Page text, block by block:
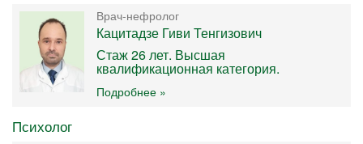
Врач-нефролог
Кацитадзе Гиви Тенгизович
Стаж 26 лет. Высшая
квалификационная категория.
Подробнее »
Психолог